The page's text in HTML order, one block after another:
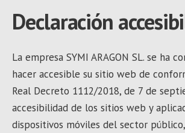
Declaración
La empresa SYMI ARAGON SL. se ha
hacer accesible su sitio web de
Real Decreto 1112/2018, de 7 de
accesibilidad de los sitios web y
dispositivos móviles del sector